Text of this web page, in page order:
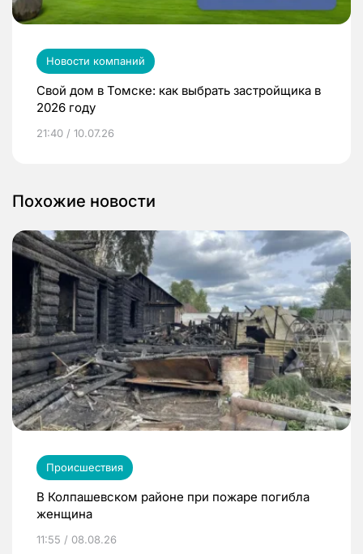
Новости компаний
Свой дом в Томске: как выбрать застройщика в
2026 году
21:40 / 10.07.26
Похожие новости
Происшествия
В Колпашевском районе при пожаре погибла
женщина
11:55 / 08.08.26